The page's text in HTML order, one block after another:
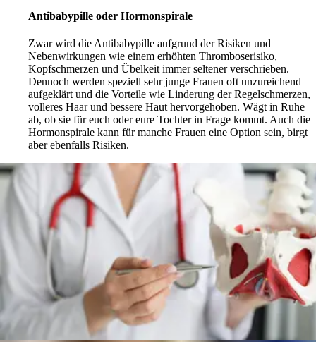
Antibabypille oder Hormonspirale
Zwar wird die Antibabypille aufgrund der Risiken und
Nebenwirkungen wie einem erhöhten Thromboserisiko,
Kopfschmerzen und Übelkeit immer seltener verschrieben.
Dennoch werden speziell sehr junge Frauen oft unzureichend
aufgeklärt und die Vorteile wie Linderung der Regelschmerzen,
volleres Haar und bessere Haut hervorgehoben. Wägt in Ruhe
ab, ob sie für euch oder eure Tochter in Frage kommt. Auch die
Hormonspirale kann für manche Frauen eine Option sein, birgt
aber ebenfalls Risiken.